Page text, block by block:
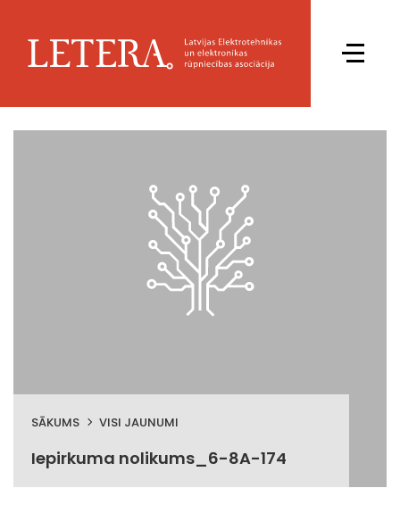
SĀKUMS VISI JAUNUMI
Iepirkuma nolikums_6-8A-174